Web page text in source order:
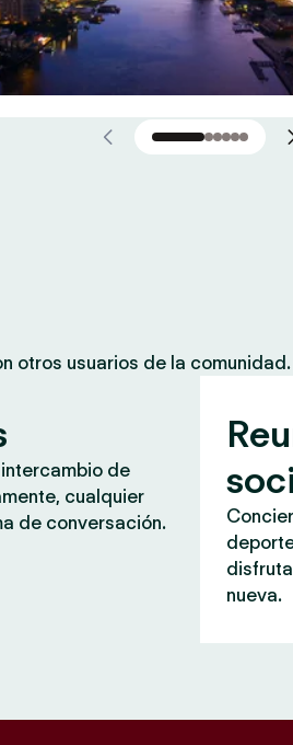
otros usuarios de la
de
cualquier
de conversación.
nueva.